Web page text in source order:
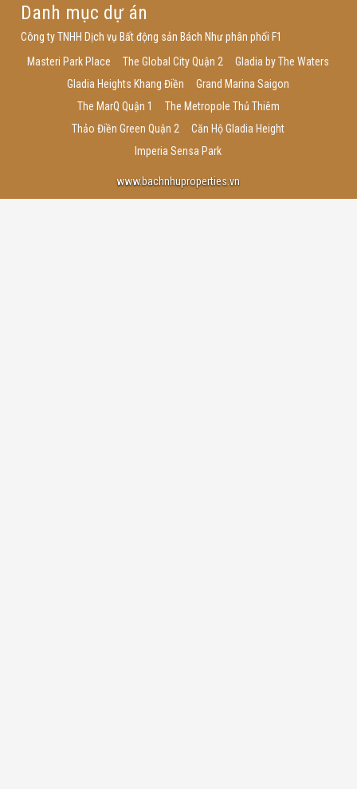
Danh mục dự án
Công ty TNHH Dịch vụ Bất động sản Bách Như phân phối F1
Masteri Park Place
The Global City Quận 2
Gladia by The Waters
Gladia Heights Khang Điền
Grand Marina Saigon
The MarQ Quận 1
The Metropole Thủ Thiêm
Thảo Điền Green Quận 2
Căn Hộ Gladia Height
Imperia Sensa Park
www.bachnhuproperties.vn